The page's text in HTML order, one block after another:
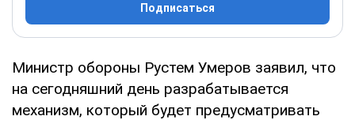
Подписаться
Министр обороны Рустем Умеров заявил, что
на сегодняшний день разрабатывается
механизм, который будет предусматривать